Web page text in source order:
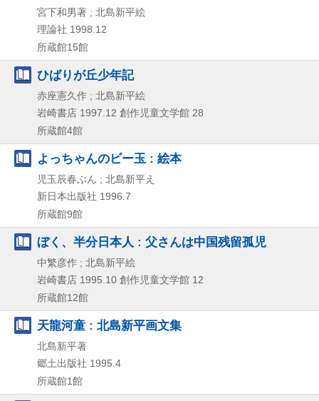
宮下和男著 ; 北島新平絵
理論社 1998.12
所蔵館15館
ひばりが丘少年記
赤座憲久作 ; 北島新平絵
岩崎書店 1997.12 創作児童文学館 28
所蔵館4館
よっちゃんのビー玉 : 絵本
児玉辰春ぶん ; 北島新平え
新日本出版社 1996.7
所蔵館9館
ぼく、半分日本人 : 父さんは中国残留孤児
中繁彦作 ; 北島新平絵
岩崎書店 1995.10 創作児童文学館 12
所蔵館12館
天龍河童 : 北島新平画文集
北島新平著
郷土出版社 1995.4
所蔵館1館